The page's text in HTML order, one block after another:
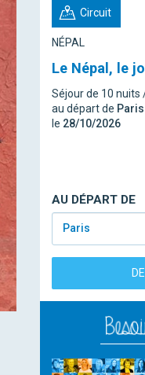
Circuit
NÉPAL
Le Népal, le
Séjour de 10 nuits
au départ de Paris
le 28/10/2026
AU DÉPART DE
Paris